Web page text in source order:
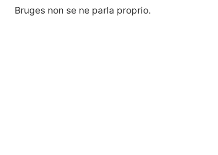
Bruges non se ne parla proprio.